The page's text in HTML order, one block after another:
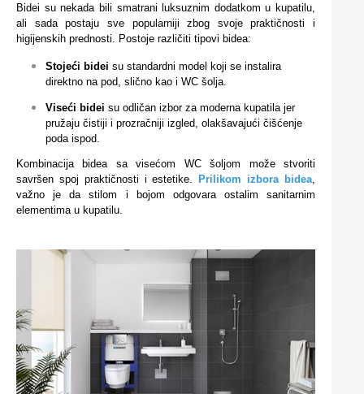
Bidei su nekada bili smatrani luksuznim dodatkom u kupatilu,
ali sada postaju sve popularniji zbog svoje praktičnosti i
higijenskih prednosti. Postoje različiti tipovi bidea:
Stojeći bidei su standardni model koji se instalira
direktno na pod, slično kao i WC šolja.
Viseći bidei su odličan izbor za moderna kupatila jer
pružaju čistiji i prozračniji izgled, olakšavajući čišćenje
poda ispod.
Kombinacija bidea sa visećom WC šoljom može stvoriti
savršen spoj praktičnosti i estetike.Prilikom izbora bidea
važno je da stilom i bojom odgovara ostalim sanitarnim
elementima u kupatilu.